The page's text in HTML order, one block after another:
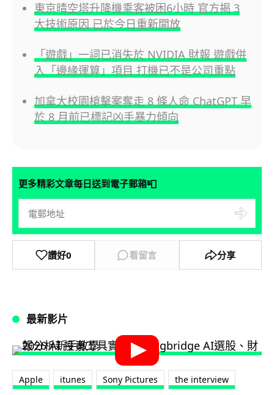
東京晴空塔升降機乘客被困6小時 官方揭 3
大技術原因 已於今日重新開放
「遊戲」一詞已消失於 NVIDIA 財報 遊戲併
入「邊緣運算」項目 打機已不是公司重點
加拿大校園槍擊案奪走 8 條人命 ChatGPT 早
於 8 月前已標記凶手暴力傾向
更多精彩文章每日送到電子郵箱📮
讚好0 看留言 分享
最新影片
Apple itunes Sony Pictures the interview